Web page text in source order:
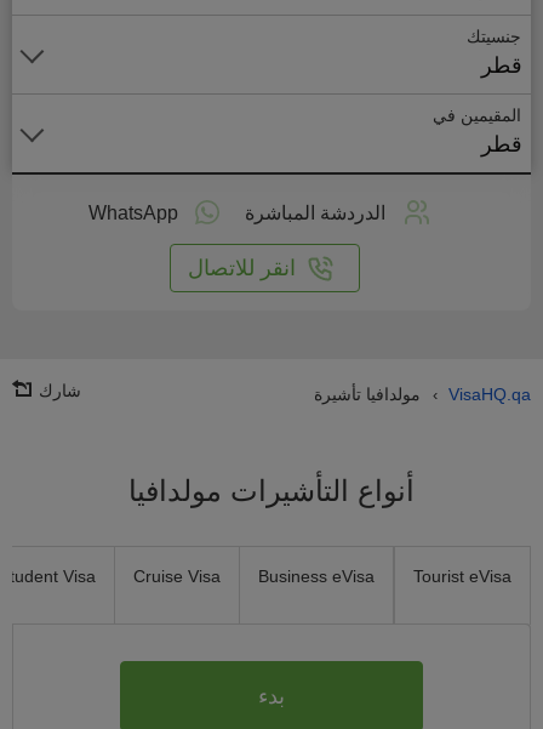
جنسيتك
قطر
المقيمين في
قطر
الدردشة المباشرة WhatsApp
انقر للاتصال
VisaHQ.qa
› مولدافيا تأشيرة شارك
أنواع التأشيرات مولدافيا
Tourist eVisa
Business eVisa
Cruise Visa
Student Visa
بدء